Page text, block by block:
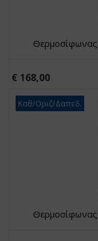
€ 168,00
Καθ/Οριζ/Δαπεδ.